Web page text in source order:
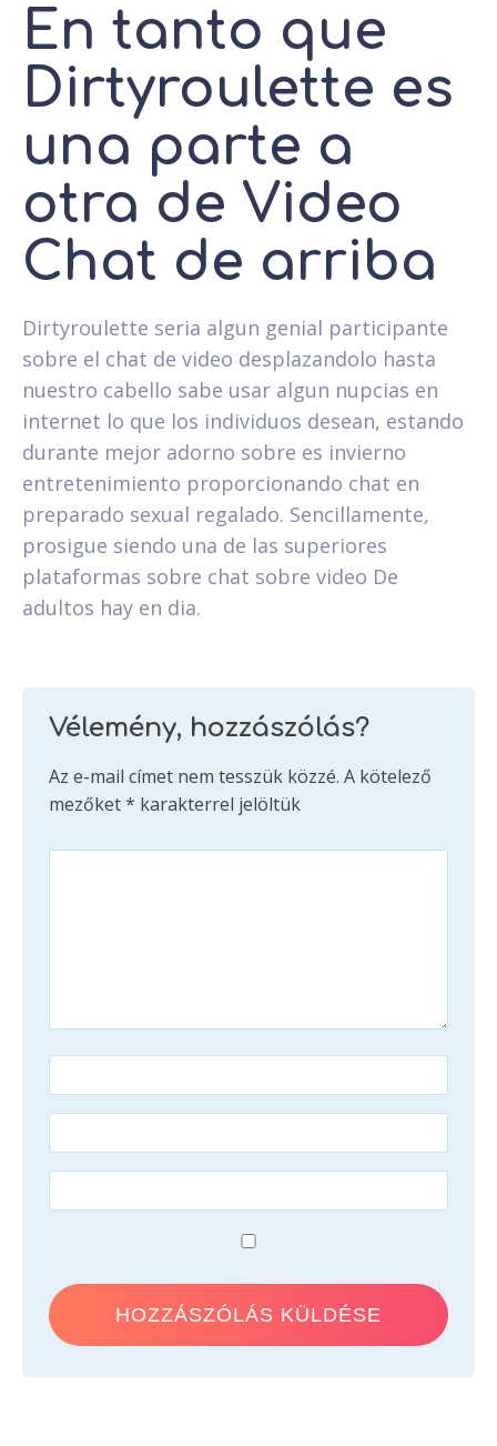
En tanto que
Dirtyroulette es
una parte a
otra de Video
Chat de arriba
Dirtyroulette seri­a algun genial participante
sobre el chat de video desplazandolo hasta
nuestro cabello sabe usar algun nupcias en
internet lo que los individuos desean, estando
durante mejor adorno sobre es invierno
entretenimiento proporcionando chat en
preparado sexual regalado. Sencillamente,
prosigue siendo una de las superiores
plataformas sobre chat sobre video De
adultos hay en dia.
Vélemény, hozzászólás?
Az e-mail címet nem tesszük közzé. A kötelező
mezőket* karakterrel jelöltük